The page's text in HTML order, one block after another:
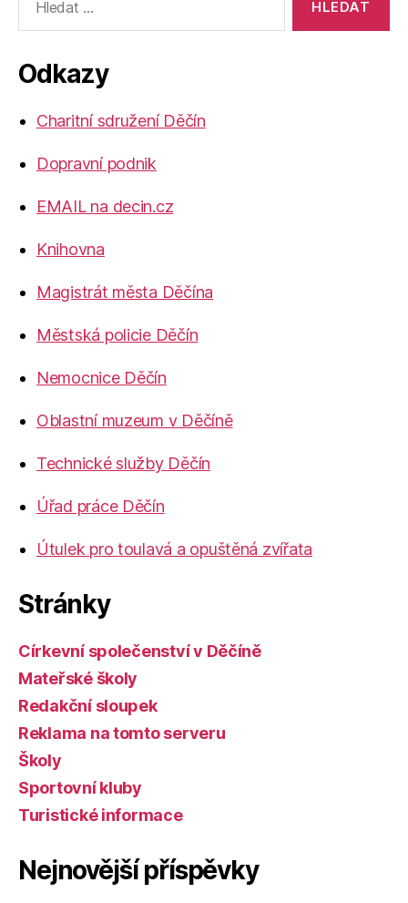
vyhledávání:
Odkazy
Charitní sdružení Děčín
Dopravní podnik
EMAIL na decin.cz
Knihovna
Magistrát města Děčína
Městská policie Děčín
Nemocnice Děčín
Oblastní muzeum v Děčíně
Technické služby Děčín
Úřad práce Děčín
Útulek pro toulavá a opuštěná zvířata
Stránky
Církevní společenství v Děčíně
Mateřské školy
Redakční sloupek
Reklama na tomto serveru
Školy
Sportovní kluby
Turistické informace
Nejnovější příspěvky